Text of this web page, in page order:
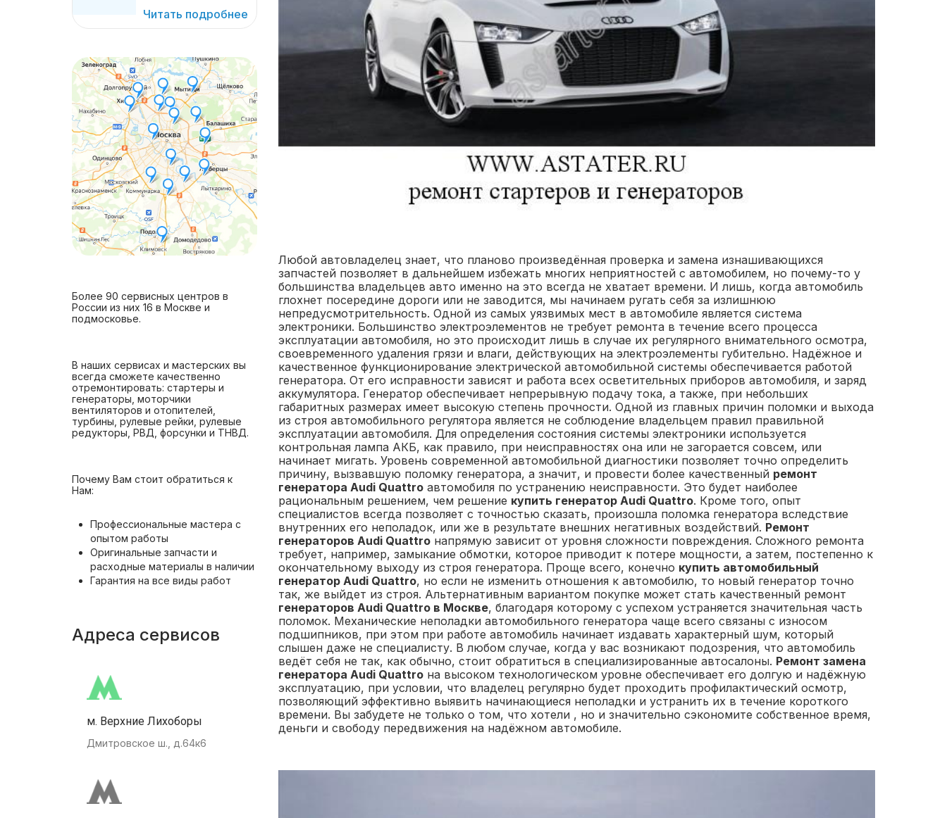
Читать подробнее
Более 90 сервисных центров в
России из них 16 в Москве и
подмосковье.
В наших сервисах и мастерских вы
всегда сможете качественно
отремонтировать: стартеры и
генераторы, моторчики
вентиляторов и отопителей,
турбины, рулевые рейки, рулевые
редукторы, РВД, форсунки и ТНВД.
Почему Вам стоит обратиться к
Нам:
Профессиональные мастера с
опытом работы
Оригинальные запчасти и
расходные материалы в наличии
Гарантия на все виды работ
Адреса сервисов
м. Верхние Лихоборы
Дмитровское ш., д.64к6
Любой автовладелец знает, что планово произведённая проверка и замена изнашивающихся
запчастей позволяет в дальнейшем избежать многих неприятностей с автомобилем, но почему-то у
большинства владельцев авто именно на это всегда не хватает времени. И лишь, когда автомобиль
глохнет посередине дороги или не заводится, мы начинаем ругать себя за излишнюю
непредусмотрительность. Одной из самых уязвимых мест в автомобиле является система
электроники. Большинство электроэлементов не требует ремонта в течение всего процесса
эксплуатации автомобиля, но это происходит лишь в случае их регулярного внимательного осмотра,
своевременного удаления грязи и влаги, действующих на электроэлементы губительно. Надёжное и
качественное функционирование электрической автомобильной системы обеспечивается работой
генератора. От его исправности зависят и работа всех осветительных приборов автомобиля, и заряд
аккумулятора. Генератор обеспечивает непрерывную подачу тока, а также, при небольших
габаритных размерах имеет высокую степень прочности. Одной из главных причин поломки и выхода
из строя автомобильного регулятора является не соблюдение владельцем правил правильной
эксплуатации автомобиля. Для определения состояния системы электроники используется
контрольная лампа АКБ, как правило, при неисправностях она или не загорается совсем, или
начинает мигать. Уровень современной автомобильной диагностики позволяет точно определить
причину, вызвавшую поломку генератора, а значит, и провести более качественный ремонт
генератора Audi Quattroавтомобиля по устранению неисправности. Это будет наиболее
рациональным решением, чем решение купить генератор Audi Quattro. Кроме того, опыт
специалистов всегда позволяет с точностью сказать, произошла поломка генератора вследствие
внутренних его неполадок, или же в результате внешних негативных воздействий. Ремонт
генераторов Audi Quattroнапрямую зависит от уровня сложности повреждения. Сложного ремонта
требует, например, замыкание обмотки, которое приводит к потере мощности, а затем, постепенно к
окончательному выходу из строя генератора. Проще всего, конечно купить автомобильный
генератор Audi Quattro, но если не изменить отношения к автомобилю, то новый генератор точно
так, же выйдет из строя. Альтернативным вариантом покупке может стать качественный ремонт
генераторов Audi Quattro в Москве, благодаря которому с успехом устраняется значительная часть
поломок. Механические неполадки автомобильного генератора чаще всего связаны с износом
подшипников, при этом при работе автомобиль начинает издавать характерный шум, который
слышен даже не специалисту. В любом случае, когда у вас возникают подозрения, что автомобиль
ведёт себя не так, как обычно, стоит обратиться в специализированные автосалоны. Ремонт замена
генератора Audi Quattroна высоком технологическом уровне обеспечивает его долгую и надёжную
эксплуатацию, при условии, что владелец регулярно будет проходить профилактический осмотр,
позволяющий эффективно выявить начинающиеся неполадки и устранить их в течение короткого
времени. Вы забудете не только о том, что хотели , но и значительно сэкономите собственное время,
деньги и свободу передвижения на надёжном автомобиле.